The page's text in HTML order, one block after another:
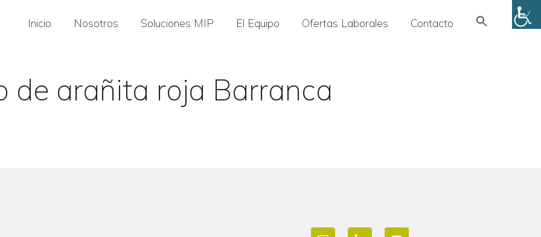
Inicio Nosotros Soluciones MIP El Equipo Ofertas Laborales Contacto Search
de arañita roja Barranca